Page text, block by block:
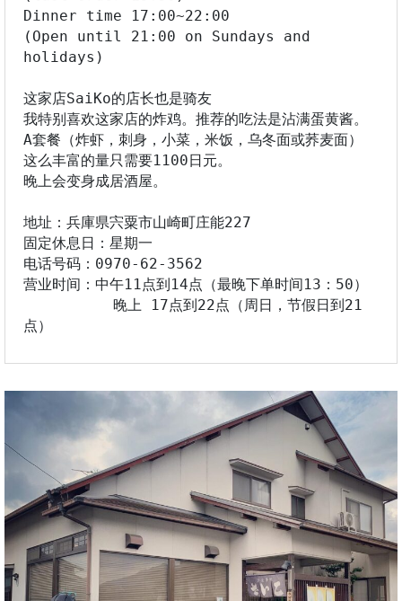
Dinner time 17:00~22:00
(Open until 21:00 on Sundays and
holidays)
这家店SaiKo的店长也是骑友
我特别喜欢这家店的炸鸡。推荐的吃法是沾满蛋黄酱。
A套餐（炸虾，刺身，小菜，米饭，乌冬面或荞麦面）
这么丰富的量只需要1100日元。
晚上会变身成居酒屋。
地址：兵庫県宍粟市山崎町庄能227
固定休息日：星期一
电话号码：0970-62-3562
营业时间：中午11点到14点（最晚下单时间13：50）